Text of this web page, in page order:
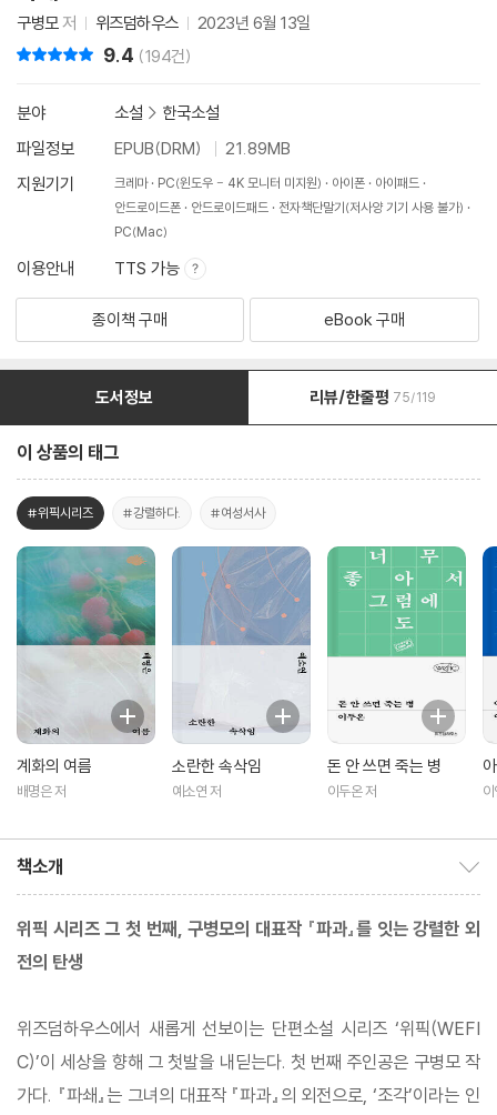
구병모 저 위즈덤하우스 2023년 6월 13일
9.4 (194건)
분야 소설 > 한국소설
파일정보
EPUB(DRM)
21.89MB
지원기기
크레마 PC(윈도우 - 4K 모니터 미지원) 아이폰
아이패드
안드로이드폰
안드로이드패드
전자책단말기(저사양 기기 사용 불가)
PC(Mac)
이용안내 TTS 가능
종이책 구매 eBook 구매
도서정보 리뷰/한줄평 75/119
이 상품의 태그
#위픽시리즈 #강렬하다. #여성서사
계화의 여름
배명은 저
소란한 속삭임
예소연 저
돈 안 쓰면 죽는 병
이두온 저
책소개
위픽 시리즈 그 첫 번째, 구병모의 대표작 『파과』를 잇는 강렬한 외
전의 탄생
위즈덤하우스에서 새롭게 선보이는 단편소설 시리즈 ‘위픽(WEFI
C)’이 세상을 향해 그 첫발을 내딛는다. 첫 번째 주인공은 구병모 작
가다. 『파쇄』는 그녀의 대표작 『파과』의 외전으로, ‘조각’이라는 인